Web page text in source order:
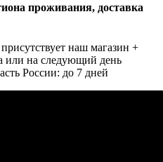
проживания, доставка
наш магазин +
или на следующий день
России: до 7 дней